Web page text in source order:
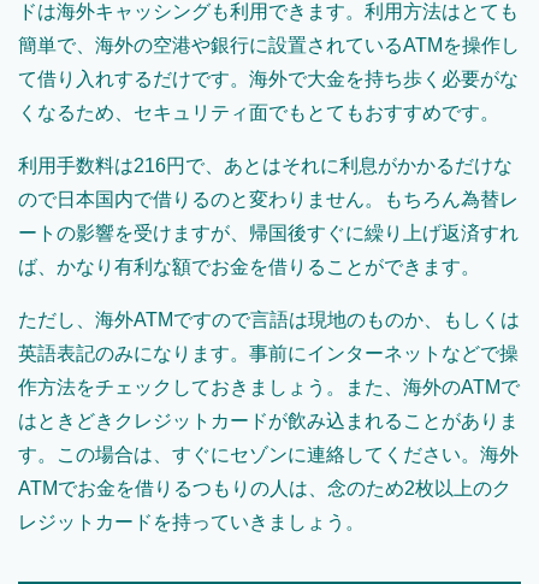
ドは海外キャッシングも利用できます。利用方法はとても
簡単で、海外の空港や銀行に設置されているATMを操作し
て借り入れするだけです。海外で大金を持ち歩く必要がな
くなるため、セキュリティ面でもとてもおすすめです。
利用手数料は216円で、あとはそれに利息がかかるだけな
ので日本国内で借りるのと変わりません。もちろん為替レ
ートの影響を受けますが、帰国後すぐに繰り上げ返済すれ
ば、かなり有利な額でお金を借りることができます。
ただし、海外ATMですので言語は現地のものか、もしくは
英語表記のみになります。事前にインターネットなどで操
作方法をチェックしておきましょう。また、海外のATMで
はときどきクレジットカードが飲み込まれることがありま
す。この場合は、すぐにセゾンに連絡してください。海外
ATMでお金を借りるつもりの人は、念のため2枚以上のク
レジットカードを持っていきましょう。